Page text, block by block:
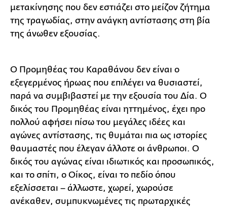
μετακίνησης που δεν εστιάζει στο μείζον ζήτημα
της τραγωδίας, στην ανάγκη αντίστασης στη βία
της άνωθεν εξουσίας.
Ο Προμηθέας του Καραθάνου δεν είναι ο
εξεγερμένος ήρωας που επιλέγει να θυσιαστεί,
παρά να συμβιβαστεί με την εξουσία του Δία. Ο
δικός του Προμηθέας είναι ηττημένος, έχει προ
πολλού αφήσει πίσω του μεγάλες ιδέες και
αγώνες αντίστασης, τις θυμάται πια ως ιστορίες
θαυμαστές που έλεγαν άλλοτε οι άνθρωποι. Ο
δικός του αγώνας είναι ιδιωτικός και προσωπικός,
και το σπίτι, ο Οίκος, είναι το πεδίο όπου
εξελίσσεται – άλλωστε, χωρεί, χωρούσε
ανέκαθεν, συμπυκνωμένες τις πρωταρχικές